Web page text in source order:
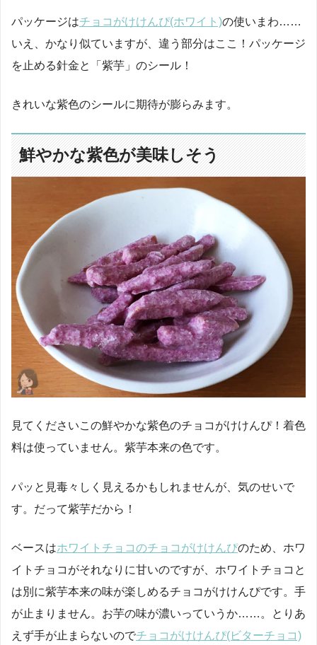
パッケージはチョコがけけんぴ(ホワイト)の使いまわ……
いえ、かなり似ていますが、違う部分はここ！パッケージ
を止める針金と「紫芋」のシール！
きれいな紫色のシールに期待が膨らみます。
鮮やかな紫色が美味しそう
見てくださいこの鮮やかな紫色のチョコがけけんぴ！着色
料は使っていません。紫芋本来の色です。
パッと見毒々しく見えるかもしれませんが、気のせいで
す。だって紫芋だから！
ベースはホワイトチョコのチョコがけけんぴのため、ホワ
イトチョコがそれなりに甘いのですが、ホワイトチョコと
は別に紫芋本来の味が楽しめるチョコがけけんぴです。手
が止まりません。お芋の味が濃いっていうか……。とりあ
えず手が止まらないのでチョコがけけんぴ(ビターチョコ)